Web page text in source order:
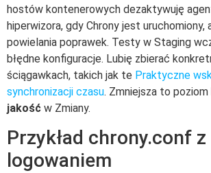
hostów kontenerowych dezaktywuję
hiperwizora, gdy Chrony jest uruchomiony,
powielania poprawek. Testy w Staging
błędne konfiguracje. Lubię zbierać
ściągawkach, takich jak te Praktyczne
synchronizacji czasu. Zmniejsza to
jakość w Zmiany.
Przykład chrony.conf z
logowaniem